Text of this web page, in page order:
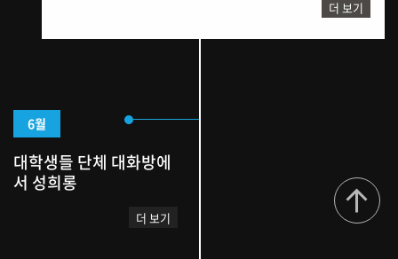
더 보기
6월
대학생들 단체 대화방에
서 성희롱
더 보기